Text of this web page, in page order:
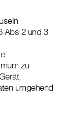
Abs 2 und 3
zu
umgehend